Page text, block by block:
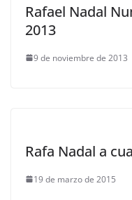
Rafael Nadal
2013
9 de noviembre de 2013
Rafa Nadal a
19 de marzo de 2015